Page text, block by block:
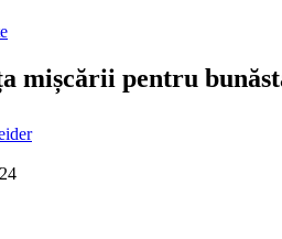
mișcării pentru